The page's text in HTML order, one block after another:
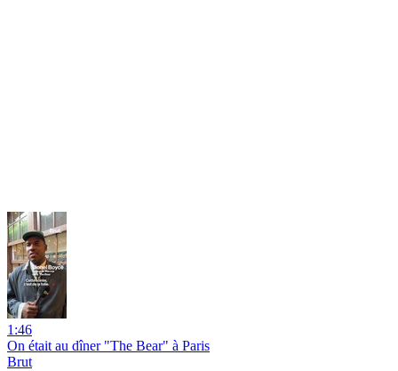
1:46
On était au dîner "The Bear" à Paris
Brut